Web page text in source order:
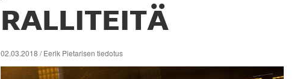
RALLITEITÄ
02.03.2018 / Eerik Pietarisen tiedotus